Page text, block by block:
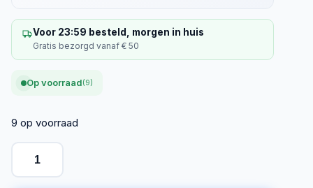
Voor 23:59 besteld, morgen in huis
Gratis bezorgd vanaf € 50
Op voorraad(9)
9 op voorraad